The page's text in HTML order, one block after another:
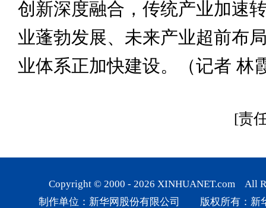
创新深度融合，传统产业加速
业蓬勃发展、未来产业超前布
业体系正加快建设。（记者 林
[责
Copyright © 2000 - 2026 XINHUANET.com All
制作单位：新华网股份有限公司 版权所有：新